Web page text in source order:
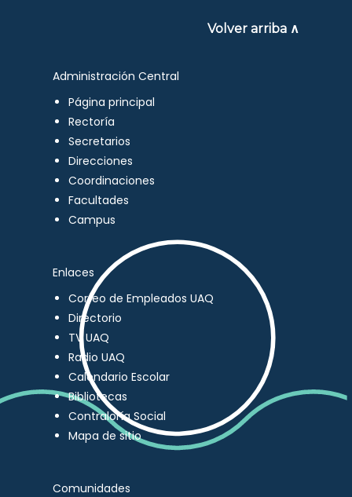
Volver arriba ∧
Administración Central
Página principal
Rectoría
Secretarios
Direcciones
Coordinaciones
Facultades
Campus
Enlaces
Correo de Empleados UAQ
Directorio
TV UAQ
Radio UAQ
Calendario Escolar
Bibliotecas
Contraloría Social
Mapa de sitio
Comunidades